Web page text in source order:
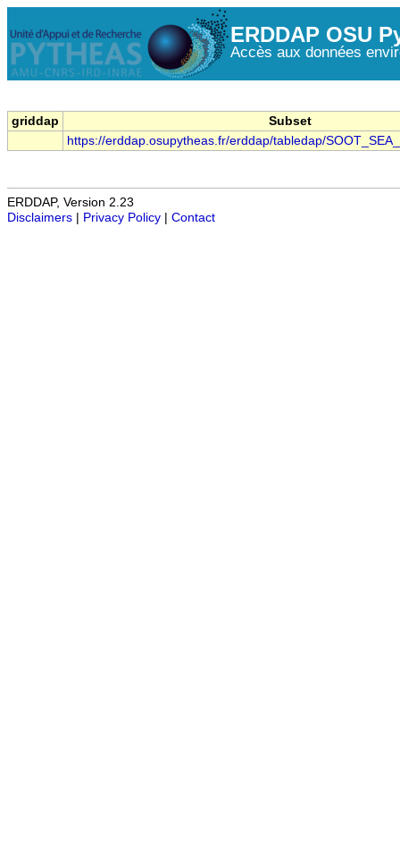
ERDDAP OSU
Accès aux données
griddap
Subset
https://erddap.osupytheas.fr/erddap/tabledap/
ERDDAP, Version 2.23
Disclaimers | Privacy Policy | Contact